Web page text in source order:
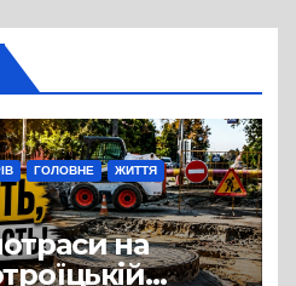
ГОЛОВНЕ ЖИТТЯ
на